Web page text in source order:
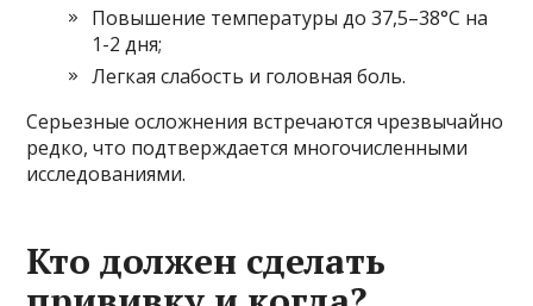
Повышение температуры до 37,5–38°C на
1-2 дня;
Легкая слабость и головная боль.
Серьезные осложнения встречаются чрезвычайно
редко, что подтверждается многочисленными
исследованиями.
Кто должен сделать